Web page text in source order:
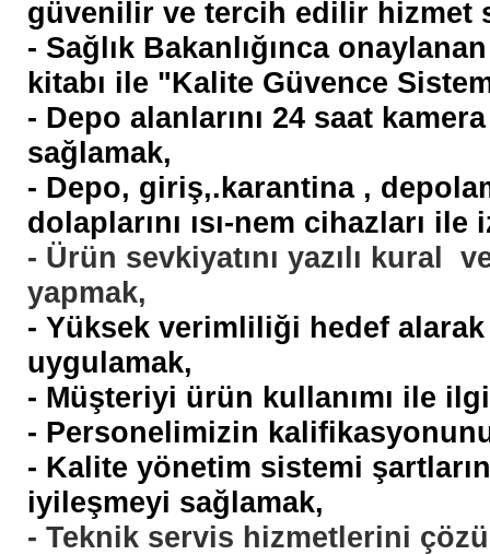
güvenilir ve tercih edilir hizmet
- Sağlık Bakanlığınca
kitabı ile "Kalite Güvence
- Depo alanlarını 24 saat
sağlamak,
- Depo, giriş,.karantina ,
dolaplarını ısı-nem cihazları
- Ürün sevkiyatını yazılı kural
yapmak,
- Yüksek verimliliği hedef
uygulamak,
- Müşteriyi ürün kullanımı ile
- Personelimizin
- Kalite yönetim sistemi
iyileşmeyi sağlamak,
- Teknik servis hizmetlerini